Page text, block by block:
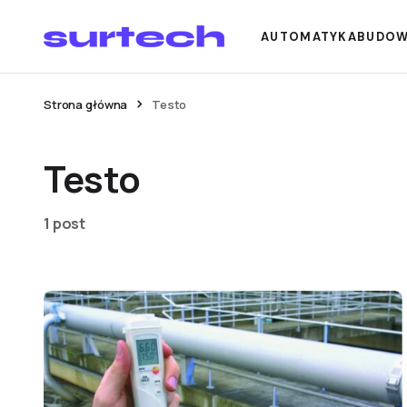
AUTOMATYKA
Strona główna Testo
Testo
1 post